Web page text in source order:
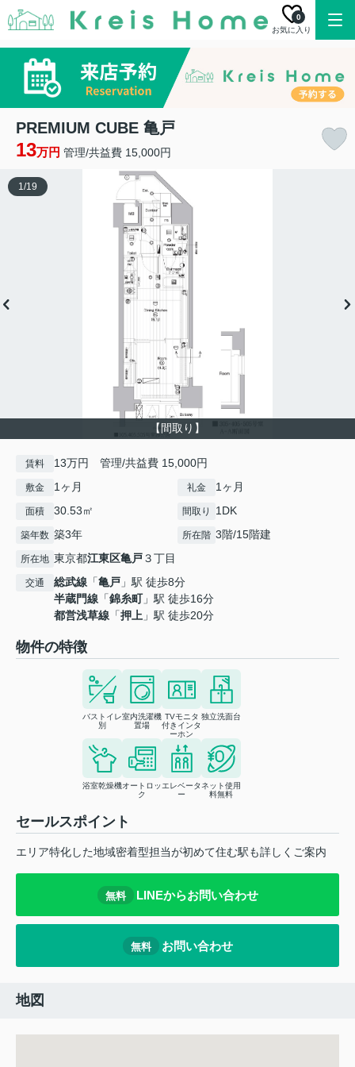
お気に入り
0
PREMIUM CUBE 亀戸
13万円 管理/共益費 15,000円
【間取り】
1/19
賃料 13万円 管理/共益費 15,000円
敷金 1ヶ月 礼金 1ヶ月
面積 30.53㎡ 間取り 1DK
築年数 築3年 所在階 3階/15階建
所在地 東京都江東区亀戸３丁目
交通 総武線 「亀戸 」駅 徒歩8分
半蔵門線 「錦糸町」駅 徒歩16分
都営浅草線 「押上 」駅 徒歩20分
物件の特徴
バストイレ
別
室内洗濯機
置場
TVモニタ
付きインタ
ーホン
独立洗面台
浴室乾燥機オートロッ
ク
エレベータ
ー
ネット使用
料無料
セールスポイント
エリア特化した地域密着型担当が初めて住む駅も詳しくご案内
無料 LINEからお問い合わせ
無料 お問い合わせ
地図